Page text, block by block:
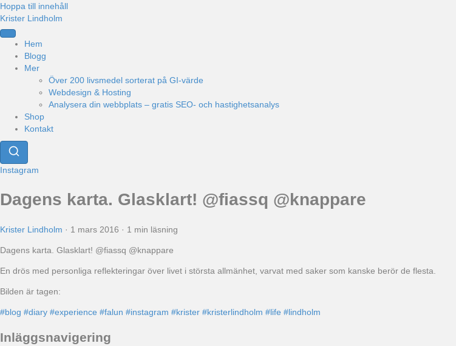
Hoppa till innehåll
Krister Lindholm
Hem
Blogg
Mer
Över 200 livsmedel sorterat på GI-värde
Webdesign & Hosting
Analysera din webbplats – gratis SEO- och hastighetsanalys
Shop
Kontakt
Instagram
Dagens karta. Glasklart! @fiassq @knappare
Krister Lindholm · 1 mars 2016 · 1 min läsning
Dagens karta. Glasklart! @fiassq @knappare
En drös med personliga reflekteringar över livet i största allmänhet, varvat med saker som kanske berör de flesta.
Bilden är tagen:
#blog #diary #experience #falun #instagram #krister #kristerlindholm #life #lindholm
Inläggsnavigering